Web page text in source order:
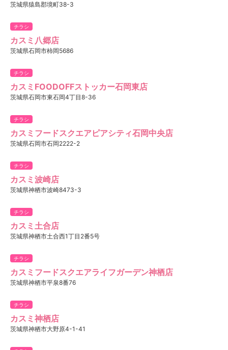
茨城県猿島郡境町38-3
チラシ
カスミ八郷店
茨城県石岡市柿岡5686
チラシ
カスミFOODOFFストッカー石岡東店
茨城県石岡市東石岡4丁目8-36
チラシ
カスミフードスクエアピアシティ石岡中央店
茨城県石岡市石岡2222-2
チラシ
カスミ波崎店
茨城県神栖市波崎8473-3
チラシ
カスミ土合店
茨城県神栖市土合西1丁目2番5号
チラシ
カスミフードスクエアライフガーデン神栖店
茨城県神栖市平泉8番76
チラシ
カスミ神栖店
茨城県神栖市大野原4-1-41